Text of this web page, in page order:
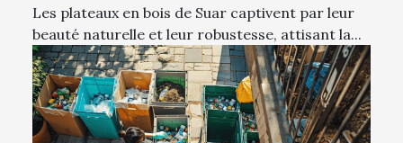
Les plateaux en bois de Suar captivent par leur
beauté naturelle et leur robustesse, attisant la...